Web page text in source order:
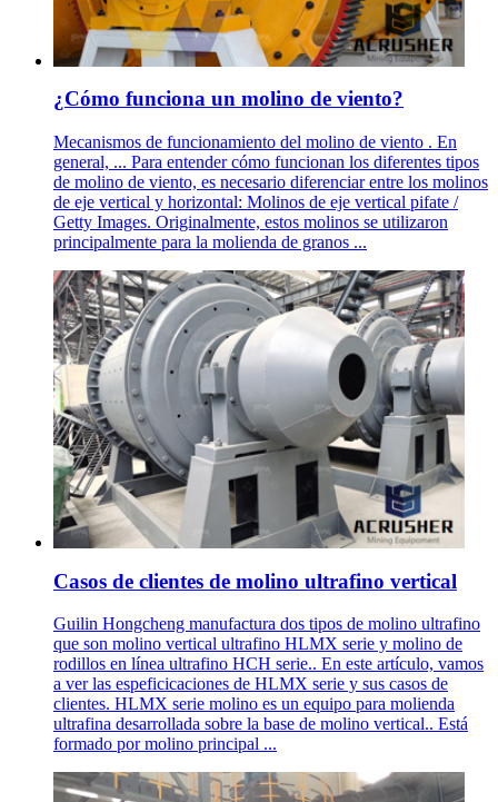
¿Cómo funciona un molino de viento?
Mecanismos de funcionamiento del molino de viento . En
general, ... Para entender cómo funcionan los diferentes tipos
de molino de viento, es necesario diferenciar entre los molinos
de eje vertical y horizontal: Molinos de eje vertical pifate /
Getty Images. Originalmente, estos molinos se utilizaron
principalmente para la molienda de granos ...
Casos de clientes de molino ultrafino vertical
Guilin Hongcheng manufactura dos tipos de molino ultrafino
que son molino vertical ultrafino HLMX serie y molino de
rodillos en línea ultrafino HCH serie.. En este artículo, vamos
a ver las espeficicaciones de HLMX serie y sus casos de
clientes. HLMX serie molino es un equipo para molienda
ultrafina desarrollada sobre la base de molino vertical.. Está
formado por molino principal ...